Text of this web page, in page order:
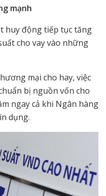
mạnh
huy động tiếp tục tăng
cho vay vào những
mại cho hay, việc
bị nguồn vốn cho
ngay cả khi Ngân hàng
dụng.